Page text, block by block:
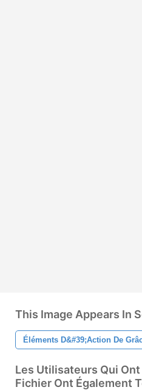
This Image Appears In
Éléments D&#39;action De
Les Utilisateurs Qui
Fichier Ont Également